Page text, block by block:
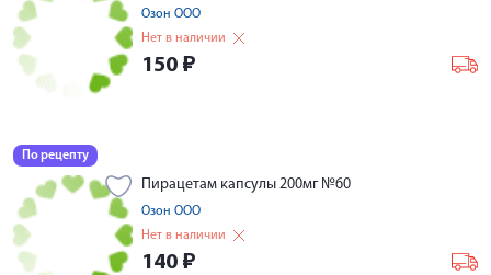
Озон ООО
Нет в наличии
150 ₽
По рецепту
Пирацетам капсулы 200мг №60
Озон ООО
Нет в наличии
140 ₽